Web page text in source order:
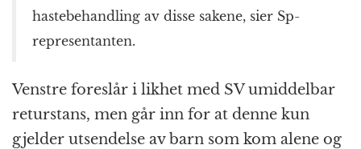
hastebehandling av disse sakene, sier Sp-
representanten.
Venstre foreslår i likhet med SV umiddelbar
returstans, men går inn for at denne kun
gjelder utsendelse av barn som kom alene og